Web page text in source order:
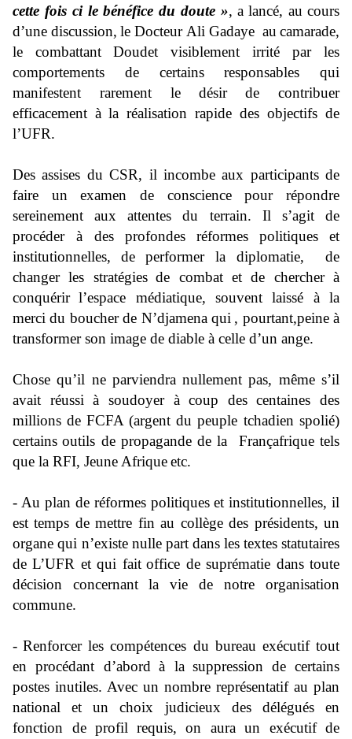
cette fois ci le bénéfice du doute », a lancé, au cours
d’une discussion, le Docteur Ali Gadaye au camarade,
le combattant
Doudet visiblement irrité par les
comportements de certains responsables qui
manifestent rarement le désir
de contribuer
efficacement à la réalisation rapide des objectifs de
l’UFR.
Des assises du CSR, il incombe aux participants de
faire un examen de conscience pour répondre
sereinement aux attentes du terrain. Il s’agit de
procéder à des profondes réformes politiques
et
institutionnelles,
de performer la diplomatie, de
changer les stratégies de combat et de chercher à
conquérir l’espace médiatique, souvent laissé à la
merci du boucher de N’djamena qui , pourtant,peine à
transformer son image de diable à celle d’un ange.
Chose qu’il ne parviendra nullement pas, même s’il
avait réussi à soudoyer à coup des centaines des
millions de FCFA (argent du peuple tchadien spolié)
certains outils de propagande de la Françafrique tels
que la RFI, Jeune Afriqueetc.
- Au plan de réformes politiques et institutionnelles, il
est temps de mettre fin au collège des présidents, un
organe qui n’existe nulle part dans les textes statutaires
de L’UFR et qui fait office de suprématie dans toute
décision concernant
la vie de notre organisation
commune.
- Renforcer les compétences du bureau exécutif tout
en procédant d’abord à la suppression de certains
postes inutiles. Avec un nombre représentatif au plan
national et un choix judicieux des délégués en
fonction de profil requis, on aura un exécutif de